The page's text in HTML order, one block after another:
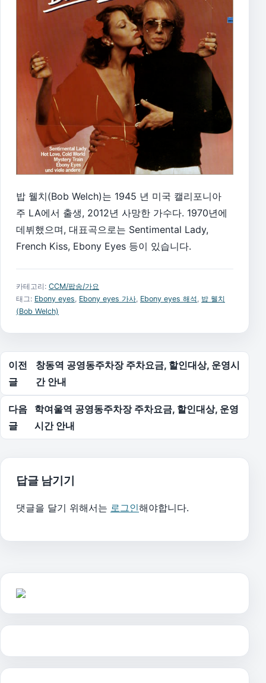
밥 웰치(Bob Welch)는 1945 년 미국 캘리포니아
주 LA에서 출생, 2012년 사망한 가수다. 1970년에
데뷔했으며, 대표곡으로는 Sentimental Lady,
French Kiss, Ebony Eyes 등이 있습니다.
카테고리: CCM/팝송/가요
태그: Ebony eyes Ebony eyes 가사 Ebony eyes 해석 밥 웰치
(Bob Welch)
글 탐색
이전
글
창동역 공영동주차장 주차요금, 할인대상, 운영시
간 안내
다음
글
학여울역 공영동주차장 주차요금, 할인대상, 운영
시간 안내
답글 남기기
댓글을 달기 위해서는 로그인해야합니다.